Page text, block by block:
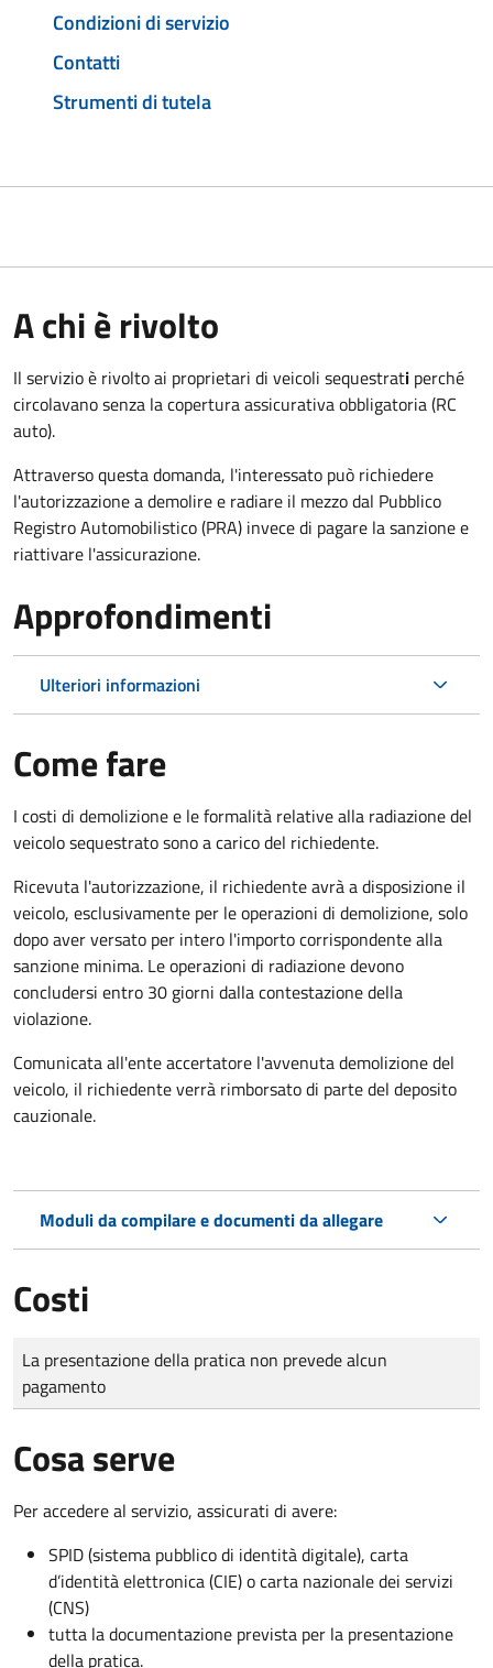
Condizioni di servizio
Contatti
Strumenti di tutela
A chi è rivolto
Il servizio è rivolto ai proprietari di veicoli sequestrati perché
circolavano senza la copertura assicurativa obbligatoria (RC
auto).
Attraverso questa domanda, l'interessato può richiedere
l'autorizzazione a demolire e radiare il mezzo dal Pubblico
Registro Automobilistico (PRA) invece di pagare la sanzione e
riattivare l'assicurazione.
Approfondimenti
Ulteriori informazioni
Come fare
I costi di demolizione e le formalità relative alla radiazione del
veicolo sequestrato sono a carico del richiedente.
Ricevuta l'autorizzazione, il richiedente avrà a disposizione il
veicolo, esclusivamente per le operazioni di demolizione, solo
dopo aver versato per intero l'importo corrispondente alla
sanzione minima. Le operazioni di radiazione devono
concludersi entro 30 giorni dalla contestazione della
violazione.
Comunicata all'ente accertatore l'avvenuta demolizione del
veicolo, il richiedente verrà rimborsato di parte del deposito
cauzionale.
Moduli da compilare e documenti da allegare
Costi
Tipo di pagamento
Importo
La presentazione della pratica non prevede alcun
pagamento
Cosa serve
Per accedere al servizio, assicurati di avere:
SPID (sistema pubblico di identità digitale), carta
d’identità elettronica (CIE) o carta nazionale dei servizi
(CNS)
tutta la documentazione prevista per la presentazione
della pratica.